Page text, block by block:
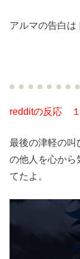
アルマの告白は
redditの反応
最後の津軽の叫
の他人を心から
てたよ。